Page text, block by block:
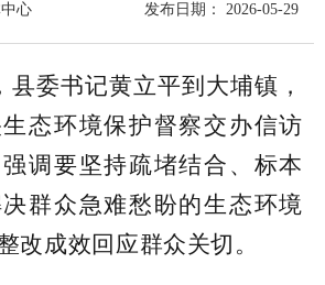
心 发布日期： 2026-05-29
县委书记黄立平到大埔镇，
态环境保护督察交办信访
调要坚持疏堵结合、标本
群众急难愁盼的生态环境
改成效回应群众关切。